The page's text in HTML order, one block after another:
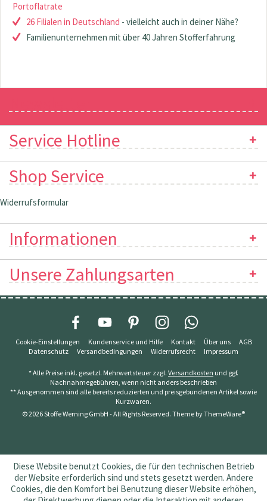
Portoflatrate
26 Filialen in Deutschland - vielleicht auch in deiner Nähe?
Familienunternehmen mit über 40 Jahren Stofferfahrung
Service Hotline
Shop Service
Widerrufsformular
Informationen
Unsere Zahlungsarten
Cookie-Einstellungen Kundenservice und Hilfe Kontakt Über uns
AGB
Datenschutz
Versandbedingungen Widerrufsrecht Impressum
* Alle Preise inkl. gesetzl. Mehrwertsteuer zzgl. Versandkosten und ggf.
Nachnahmegebühren, wenn nicht anders beschrieben
** Ausgenommen sind alle bereits reduzierten und preisgebundenen Artikel sowie
Kurzwaren.
© 2026 Stoffe Werning GmbH - All Rights Reserved. Theme byThemeWare®
Diese Website benutzt Cookies, die für den technischen Betrieb
der Website erforderlich sind und stets gesetzt werden. Andere
Cookies, die den Komfort bei Benutzung dieser Website erhöhen,